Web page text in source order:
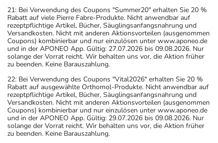
21: Bei Verwendung des Coupons "Summer20" erhalten Sie 20 %
Rabatt auf viele Pierre Fabre-Produkte. Nicht anwendbar auf
rezeptpflichtige Artikel, Bücher, Säuglingsanfangsnahrung und
Versandkosten. Nicht mit anderen Aktionsvorteilen (ausgenommen
Coupons) kombinierbar und nur einzulösen unter www.aponeo.de
und in der APONEO App. Gültig: 27.07.2026 bis 09.08.2026. Nur
solange der Vorrat reicht. Wir behalten uns vor, die Aktion früher
zu beenden. Keine Barauszahlung.
22: Bei Verwendung des Coupons "Vital2026" erhalten Sie 20 %
Rabatt auf ausgewählte Orthomol-Produkte. Nicht anwendbar auf
rezeptpflichtige Artikel, Bücher, Säuglingsanfangsnahrung und
Versandkosten. Nicht mit anderen Aktionsvorteilen (ausgenommen
Coupons) kombinierbar und nur einzulösen unter www.aponeo.de
und in der APONEO App. Gültig: 29.07.2026 bis 09.08.2026. Nur
solange der Vorrat reicht. Wir behalten uns vor, die Aktion früher
zu beenden. Keine Barauszahlung.